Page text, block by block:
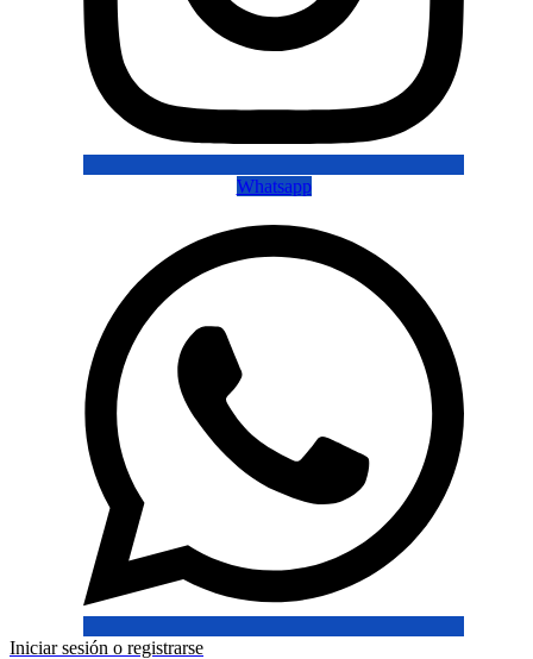
Whatsapp
Iniciar sesión o registrarse